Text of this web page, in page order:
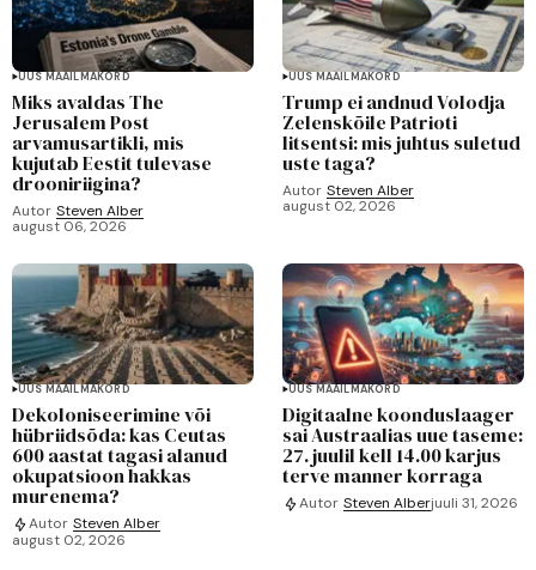
UUS MAAILMAKORD
Miks avaldas The
Jerusalem Post
arvamusartikli, mis
kujutab Eestit tulevase
drooniriigina?
Autor Steven Alber
august 06, 2026
UUS MAAILMAKORD
Trump ei andnud Volodja
Zelenskõile Patrioti
litsentsi: mis juhtus suletud
uste taga?
Autor Steven Alber
august 02, 2026
UUS MAAILMAKORD
Dekoloniseerimine või
hübriidsõda: kas Ceutas
600 aastat tagasi alanud
okupatsioon hakkas
murenema?
Autor Steven Alber
august 02, 2026
UUS MAAILMAKORD
Digitaalne koonduslaager
sai Austraalias uue taseme:
27. juulil kell 14.00 karjus
terve manner korraga
Autor Steven Alberjuuli 31, 2026